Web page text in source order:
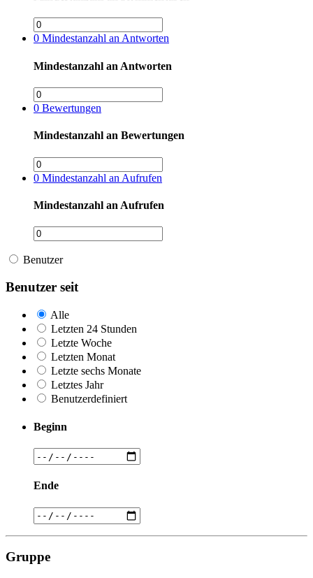
0 Mindestanzahl an Antworten
Mindestanzahl an Antworten
0 Bewertungen
Mindestanzahl an Bewertungen
0 Mindestanzahl an Aufrufen
Mindestanzahl an Aufrufen
Benutzer
Benutzer seit
Alle
Letzten 24 Stunden
Letzte Woche
Letzten Monat
Letzte sechs Monate
Letztes Jahr
Benutzerdefiniert
Beginn
Ende
Gruppe